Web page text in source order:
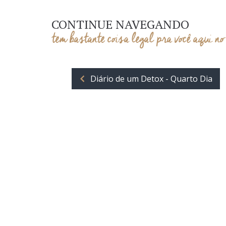
CONTINUE NAVEGANDO
tem bastante coisa legal pra você aqui
Diário de um Detox - Quarto Dia